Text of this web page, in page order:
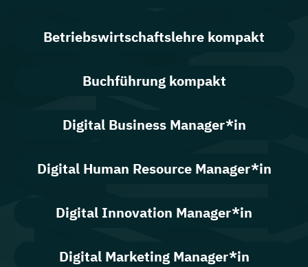
Betriebswirtschaftslehre kompakt
Buchführung kompakt
Digital Business Manager*in
Digital Human Resource Manager*in
Digital Innovation Manager*in
Digital Marketing Manager*in